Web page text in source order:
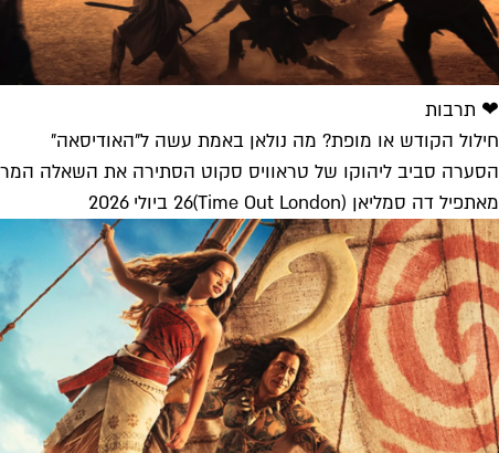
❤ תרבות
חילול הקודש או מופת? מה נולאן באמת עשה ל"האודיסאה"
הסערה סביב ליהוקו של טראוויס סקוט הסתירה את השאלה
מאתפיל דה סמליאן (Time Out London) 26 ביולי 2026